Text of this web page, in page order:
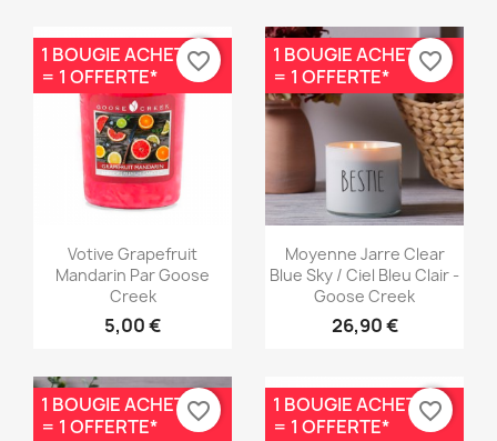
Aperçu rapide
Votive Grapefruit
Mandarin Par Goose
Creek
5,00 €
1 BOUGIE ACHETÉE
= 1 OFFERTE*
favorite_border
Aperçu rapide
Moyenne Jarre Clear
Blue Sky / Ciel Bleu Clair -
Goose Creek
26,90 €
1 BOUGIE ACHETÉE
= 1 OFFERTE*
favorite_border
1 BOUGIE ACHETÉE
= 1 OFFERTE*
favorite_border
1 BOUGIE ACHETÉE
= 1 OFFERTE*
favorite_border